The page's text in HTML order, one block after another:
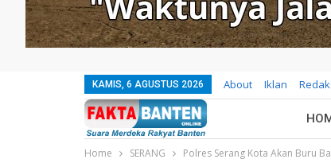
KAMIS, 6 AGUSTUS 2026 About Iklan
Home SERANG Polres Serang Kota Akan Buru